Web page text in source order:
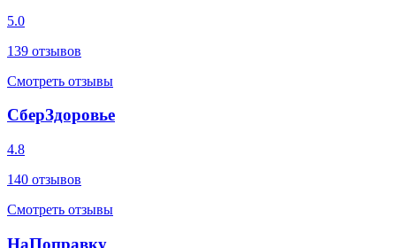
5.0
139 отзывов
Смотреть отзывы
СберЗдоровье
4.8
140 отзывов
Смотреть отзывы
НаПоправку